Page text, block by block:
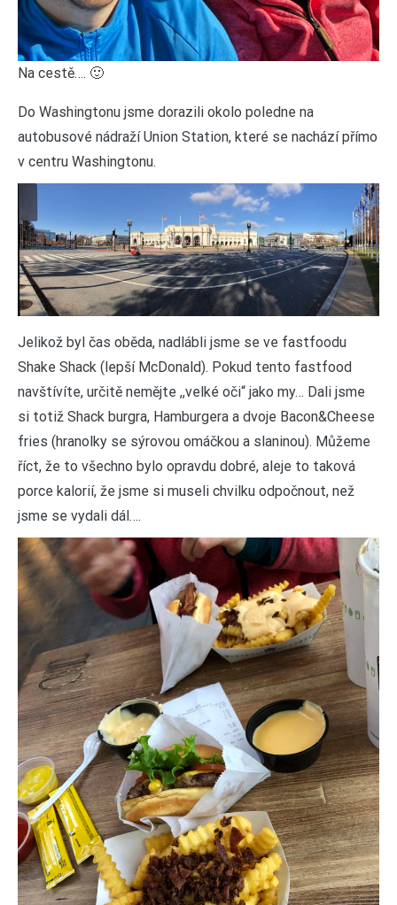
Na cestě…. 🙂
Do Washingtonu jsme dorazili okolo poledne na
autobusové nádraží Union Station, které se nachází přímo
v centru Washingtonu.
Jelikož byl čas oběda, nadlábli jsme se ve fastfoodu
Shake Shack (lepší McDonald). Pokud tento fastfood
navštívíte, určitě nemějte ,,velké oči“ jako my… Dali jsme
si totiž Shack burgra, Hamburgera a dvoje Bacon&Cheese
fries (hranolky se sýrovou omáčkou a slaninou). Můžeme
říct, že to všechno bylo opravdu dobré, aleje to taková
porce kalorií, že jsme si museli chvilku odpočnout, než
jsme se vydali dál….